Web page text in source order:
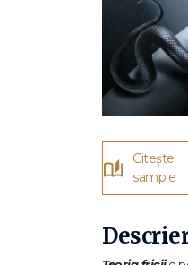
Citește
sample